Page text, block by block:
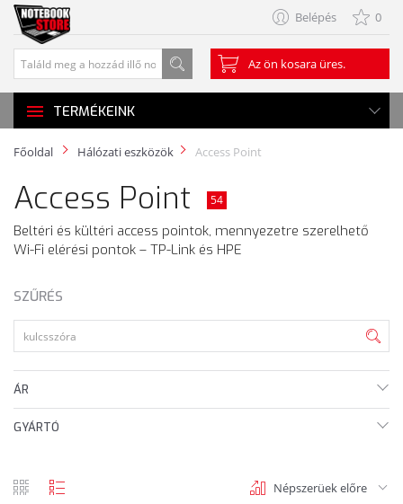
Belépés 0
Az ön kosara üres.
TERMÉKEINK
Főoldal Hálózati eszközök Access Point
Access Point 54
Beltéri és kültéri access pointok, mennyezetre szerelhető
Wi-Fi elérési pontok – TP-Link és HPE
SZŰRÉS
ÁR
GYÁRTÓ
Népszerüek előre